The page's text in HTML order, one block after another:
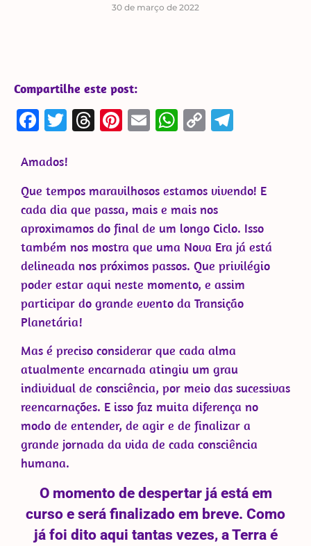
30 de março de 2022
Compartilhe este post:
Facebook
Twitter
Threads
Pinterest
EmailWhatsApp
Copy
Amados!
Que tempos maravilhosos estamos vivendo! E
cada dia que passa, mais e mais nos
aproximamos do final de um longo Ciclo. Isso
também nos mostra que uma Nova Era já está
delineada nos próximos passos. Que privilégio
poder estar aqui neste momento, e assim
participar do grande evento da Transição
Planetária!
Mas é preciso considerar que cada alma
atualmente encarnada atingiu um grau
individual de consciência, por meio das sucessivas
reencarnações. E isso faz muita diferença no
modo de entender, de agir e de finalizar a
grande jornada da vida de cada consciência
humana.
O momento de despertar já está em
curso e será finalizado em breve. Como
já foi dito aqui tantas vezes, a Terra é